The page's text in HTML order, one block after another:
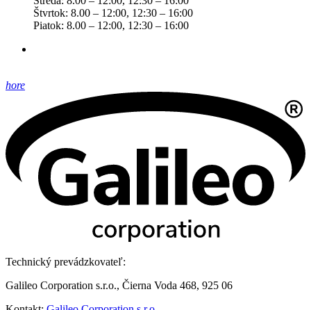
Štvrtok: 8.00 – 12:00, 12:30 – 16:00
Piatok: 8.00 – 12:00, 12:30 – 16:00
hore
Technický prevádzkovateľ:
Galileo Corporation s.r.o., Čierna Voda 468, 925 06